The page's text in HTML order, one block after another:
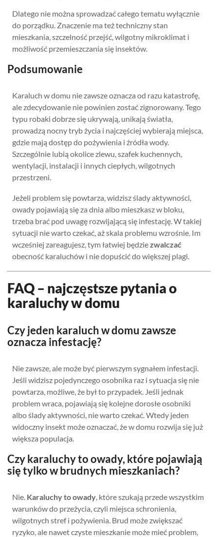
Dlatego nie można sprowadzać całego tematu wyłącznie
do porządku. Znaczenie ma też techniczny stan
mieszkania, szczelność przejść, wilgotny mikroklimat i
możliwość przemieszczania się insektów.
Podsumowanie
Karaluch w domu nie zawsze oznacza od razu katastrofę,
ale zdecydowanie nie powinien zostać zignorowany. Tego
typu robaki dobrze się ukrywają, unikają światła,
prowadzą nocny tryb życia i najczęściej wybierają miejsca,
gdzie mają dostęp do pożywienia i źródła wody.
Szczególnie lubią okolice zlewu, szafek kuchennych,
wentylacji, instalacji i innych ciepłych, wilgotnych
przestrzeni.
Jeżeli problem się powtarza, widzisz ślady aktywności,
owady pojawiają się za dnia albo mieszkasz w bloku,
trzeba brać pod uwagę rozwijającą się infestację. W takiej
sytuacji nie warto czekać, aż skala problemu wzrośnie. Im
wcześniej zareagujesz, tym łatwiej będziezwalczać
obecność karaluchów i nie dopuścić do większej plagi.
FAQ – najczęstsze pytania o
karaluchy w domu
Czy jeden karaluch w domu zawsze
oznacza infestację?
Nie zawsze, ale może być pierwszym sygnałem infestacji.
Jeśli widzisz pojedynczego osobnika raz i sytuacja się nie
powtarza, możliwe, że był to przypadek. Jeśli jednak
problem wraca, pojawiają się kolejne dorosłe osobniki
albo ślady aktywności, nie warto czekać. Wtedy jeden
widoczny insekt może oznaczać, że w domu rozwija się już
większa populacja.
Czy karaluchy to owady, które pojawiają
się tylko w brudnych mieszkaniach?
Nie. Karaluchy to owady, które szukają przede wszystkim
warunków do przeżycia, czyli miejsca schronienia,
wilgotnych stref i pożywienia. Brud może zwiększać
ryzyko, ale nawet czyste mieszkanie może mieć problem,